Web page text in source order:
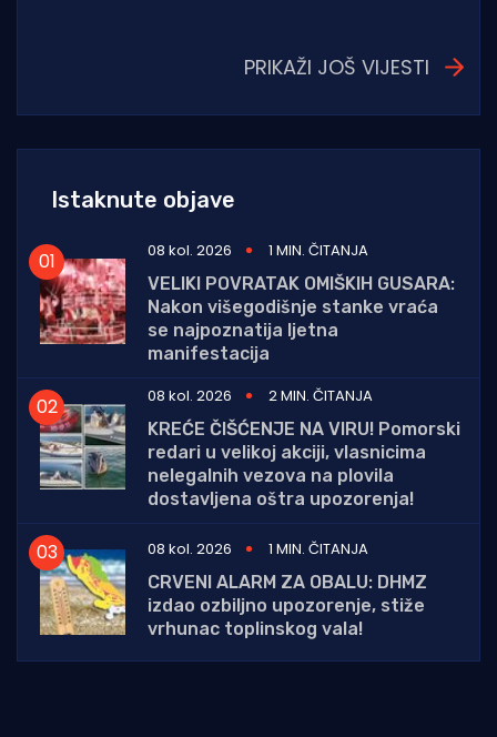
PRIKAŽI JOŠ VIJESTI
Istaknute objave
08 kol. 2026
1 MIN. ČITANJA
VELIKI POVRATAK OMIŠKIH GUSARA:
Nakon višegodišnje stanke vraća
se najpoznatija ljetna
manifestacija
08 kol. 2026
2 MIN. ČITANJA
KREĆE ČIŠĆENJE NA VIRU! Pomorski
redari u velikoj akciji, vlasnicima
nelegalnih vezova na plovila
dostavljena oštra upozorenja!
08 kol. 2026
1 MIN. ČITANJA
CRVENI ALARM ZA OBALU: DHMZ
izdao ozbiljno upozorenje, stiže
vrhunac toplinskog vala!